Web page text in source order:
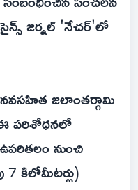
జర్నల్ 'నేచర్'లో
జలాంతర్గామి
పరిశోధనలో
నుంచి
కిలోమీటర్లు)